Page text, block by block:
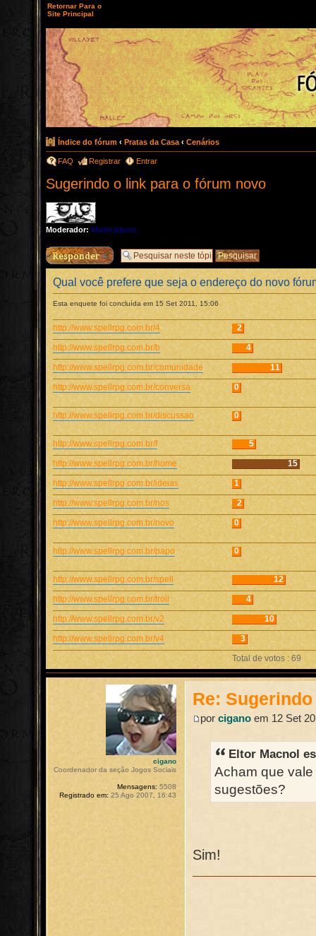
Retornar Para o
Site Principal
Índice do fórum ‹ Pratas da Casa ‹ Cenários
FAQ Registrar Entrar
Sugerindo o link para o fórum novo
Moderador: Moderadores
Responder
Qual você prefere que seja o endereço do novo
Esta enquete foi concluída em 15 Set 2011, 15:06
http://www.spellrpg.com.br/4
2
http://www.spellrpg.com.br/b
4
http://www.spellrpg.com.br/comunidade
11
http://www.spellrpg.com.br/conversa
0
http://www.spellrpg.com.br/discussao 0
http://www.spellrpg.com.br/f
5
http://www.spellrpg.com.br/home
15
http://www.spellrpg.com.br/ideias
1
http://www.spellrpg.com.br/nos
2
http://www.spellrpg.com.br/novo
0
http://www.spellrpg.com.br/papo 0
http://www.spellrpg.com.br/spell
12
http://www.spellrpg.com.br/troll
4
http://www.spellrpg.com.br/v2
10
http://www.spellrpg.com.br/v4
3
Total de votos : 69
Re:
porcigano em 12 Set
Eltor Macnol
Acham que
sugestões?
Sim!
cigano
Coordenador da seção Jogos Sociais
Mensagens: 5508
Registrado em: 25 Ago 2007, 16:43